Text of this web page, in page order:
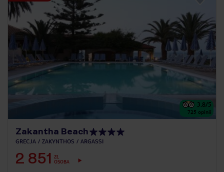
3.8/5
725 opinii
Zakantha Beach
GRECJA ZAKYNTHOS ARGASSI
2 851
ZŁ
OSOBA